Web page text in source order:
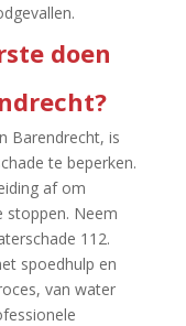
doen
Barendrecht, is
te beperken.​
af om
stoppen.​ Neem
112.​
spoedhulp en
van water